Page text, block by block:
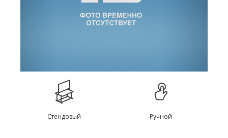
Стендовый Ручной